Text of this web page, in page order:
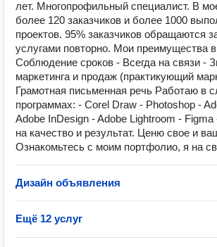
лет. Многопрофильный специалист. В
более 120 заказчиков и более 1000
проектов. 95% заказчиков обращаются
услугами повторно. Мои преимущества
Соблюдение сроков - Всегда на связи -
маркетинга и продаж (практикующий
Грамотная письменная речь Работаю в
программах: - Corel Draw - Photoshop -
Adobe InDesign - Adobe Lightroom -
на качество и результат. Ценю свое и
Ознакомьтесь с моим портфолио, я на
Дизайн объявления
Ещё 12 услуг